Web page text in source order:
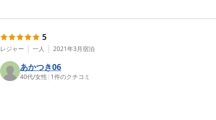
5
レジャー 一人 2021年3月宿泊
あかつき06
40代/女性 | 1件のクチコミ